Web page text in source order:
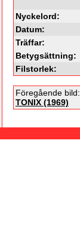
Nyckelord:
Datum:
Träffar:
Betygsättning:
Filstorlek:
Föregående bild:
TONIX (1969)